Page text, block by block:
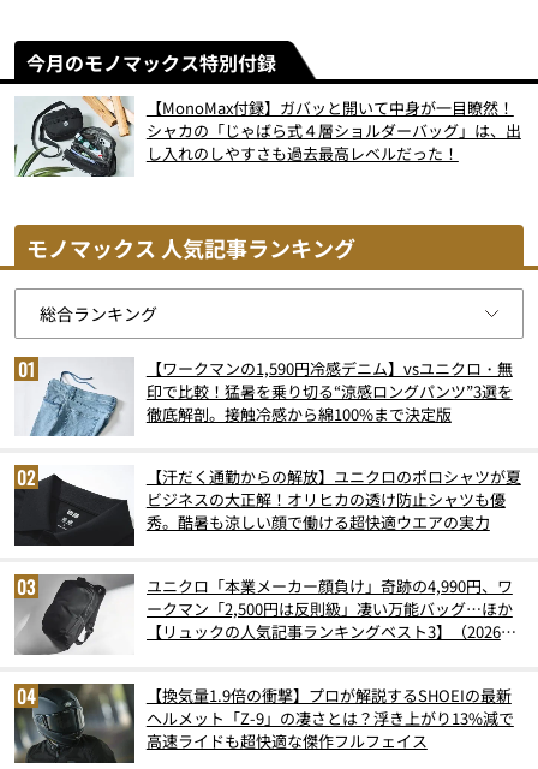
今月のモノマックス特別付録
【MonoMax付録】ガバッと開いて中身が一目瞭然！
シャカの「じゃばら式４層ショルダーバッグ」は、出
し入れのしやすさも過去最高レベルだった！
モノマックス 人気記事ランキング
【ワークマンの1,590円冷感デニム】vsユニクロ・無
印で比較！猛暑を乗り切る“涼感ロングパンツ”3選を
徹底解剖。接触冷感から綿100%まで決定版
【汗だく通勤からの解放】ユニクロのポロシャツが夏
ビジネスの大正解！オリヒカの透け防止シャツも優
秀。酷暑も涼しい顔で働ける超快適ウエアの実力
ユニクロ「本業メーカー顔負け」奇跡の4,990円、ワ
ークマン「2,500円は反則級」凄い万能バッグ…ほか
【リュックの人気記事ランキングベスト3】（2026年
【換気量1.9倍の衝撃】プロが解説するSHOEIの最新
ヘルメット「Z-9」の凄さとは？浮き上がり13%減で
高速ライドも超快適な傑作フルフェイス